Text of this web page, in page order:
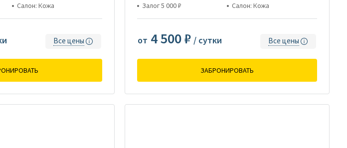
Салон: Кожа
Все цены
Залог 5 000 ₽
Салон: Кожа
от 4 500 ₽ / сутки Все цены
ЗАБРОНИРОВАТЬ